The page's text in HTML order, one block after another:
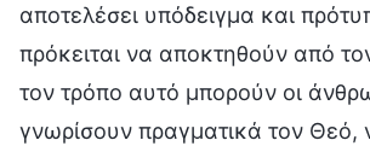
αποτελέσει υπόδειγμα και
πρόκειται να αποκτηθούν από
τον τρόπο αυτό μπορούν οι
γνωρίσουν πραγματικά τον Θεό,